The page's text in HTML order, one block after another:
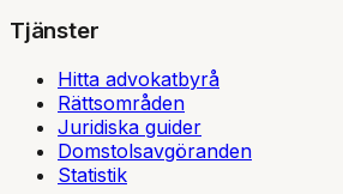
Tjänster
Hitta advokatbyrå
Rättsområden
Juridiska guider
Domstolsavgöranden
Statistik